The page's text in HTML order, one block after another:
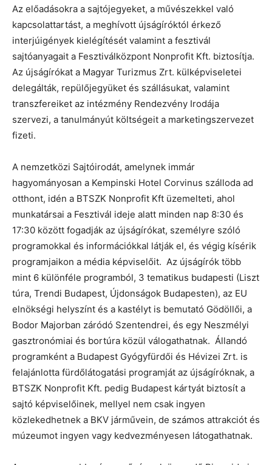
Az előadásokra a sajtójegyeket, a művészekkel való
kapcsolattartást, a meghívott újságíróktól érkező
interjúigények kielégítését valamint a fesztivál
sajtóanyagait a Fesztiválközpont Nonprofit Kft. biztosítja.
Az újságírókat a Magyar Turizmus Zrt. külképviseletei
delegálták, repülőjegyüket és szállásukat, valamint
transzfereiket az intézmény Rendezvény Irodája
szervezi, a tanulmányút költségeit a marketingszervezet
fizeti.
A nemzetközi Sajtóirodát, amelynek immár
hagyományosan a Kempinski Hotel Corvinus szálloda ad
otthont, idén a BTSZK Nonprofit Kft üzemelteti, ahol
munkatársai a Fesztivál ideje alatt minden nap 8:30 és
17:30 között fogadják az újságírókat, személyre szóló
programokkal és információkkal látják el, és végig kísérik
programjaikon a média képviselőit. Az újságírók több
mint 6 különféle programból, 3 tematikus budapesti (Liszt
túra, Trendi Budapest, Újdonságok Budapesten), az EU
elnökségi helyszínt és a kastélyt is bemutató Gödöllői, a
Bodor Majorban záródó Szentendrei, és egy Neszmélyi
gasztronómiai és bortúra közül válogathatnak. Állandó
programként a Budapest Gyógyfürdői és Hévizei Zrt. is
felajánlotta fürdőlátogatási programját az újságíróknak, a
BTSZK Nonprofit Kft. pedig Budapest kártyát biztosít a
sajtó képviselőinek, mellyel nem csak ingyen
közlekedhetnek a BKV járművein, de számos attrakciót és
múzeumot ingyen vagy kedvezményesen látogathatnak.